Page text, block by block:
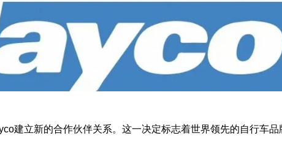
建立新的合作伙伴关系。这一决定标志着世界领先的自行车品